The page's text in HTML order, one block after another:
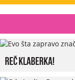
reč klaberka!